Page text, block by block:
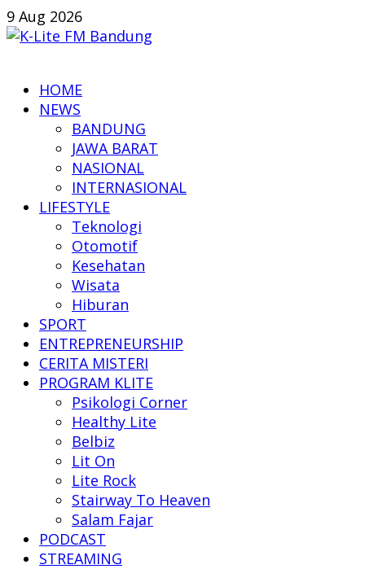
Skip
to
9 Aug 2026
Lite
Bandung
News
HOME
NEWS
BANDUNG
JAWA BARAT
NASIONAL
INTERNASIONAL
LIFESTYLE
Teknologi
Otomotif
Kesehatan
Wisata
Hiburan
SPORT
ENTREPRENEURSHIP
CERITA MISTERI
PROGRAM KLITE
Psikologi Corner
Healthy Lite
Belbiz
Lit On
Lite Rock
Stairway To Heaven
Salam Fajar
PODCAST
STREAMING